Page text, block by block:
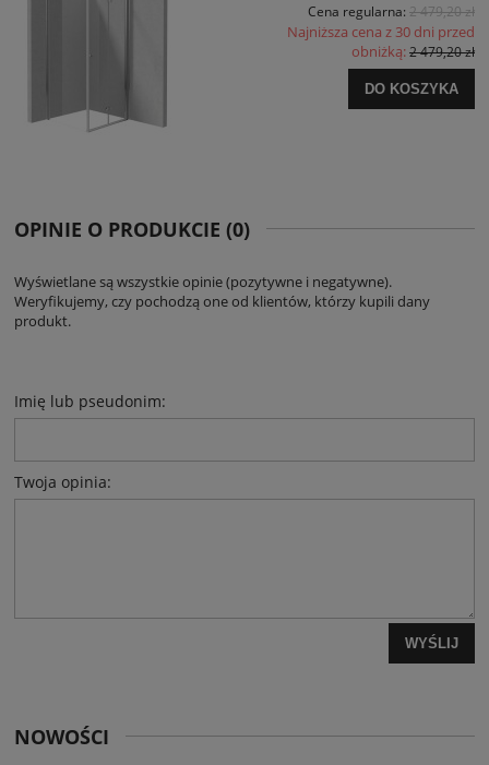
Cena regularna: 2 479,20 zł
Najniższa cena z 30 dni przed
obniżką:2 479,20 zł
DO KOSZYKA
OPINIE O PRODUKCIE (0)
Wyświetlane są wszystkie opinie (pozytywne i negatywne).
Weryfikujemy, czy pochodzą one od klientów, którzy kupili dany
produkt.
Imię lub pseudonim:
Twoja opinia:
WYŚLIJ
NOWOŚCI